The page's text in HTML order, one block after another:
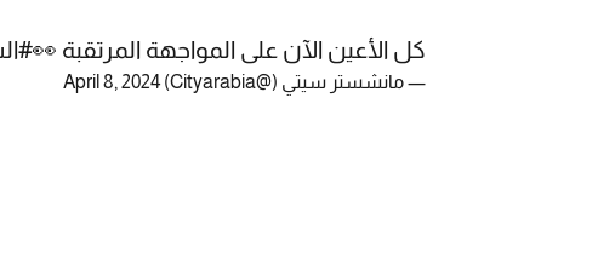
كل الأعين الآن على المواجهة المرتقبة 👀
— مانشستر سيتي (@Cityarabia) April 8, 2024